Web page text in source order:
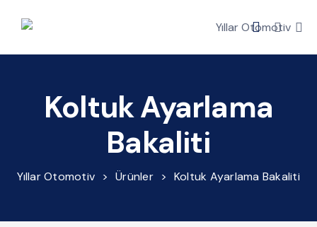
Koltuk Ayarlama
Bakaliti
Yıllar Otomotiv > Ürünler > Koltuk Ayarlama Bakaliti